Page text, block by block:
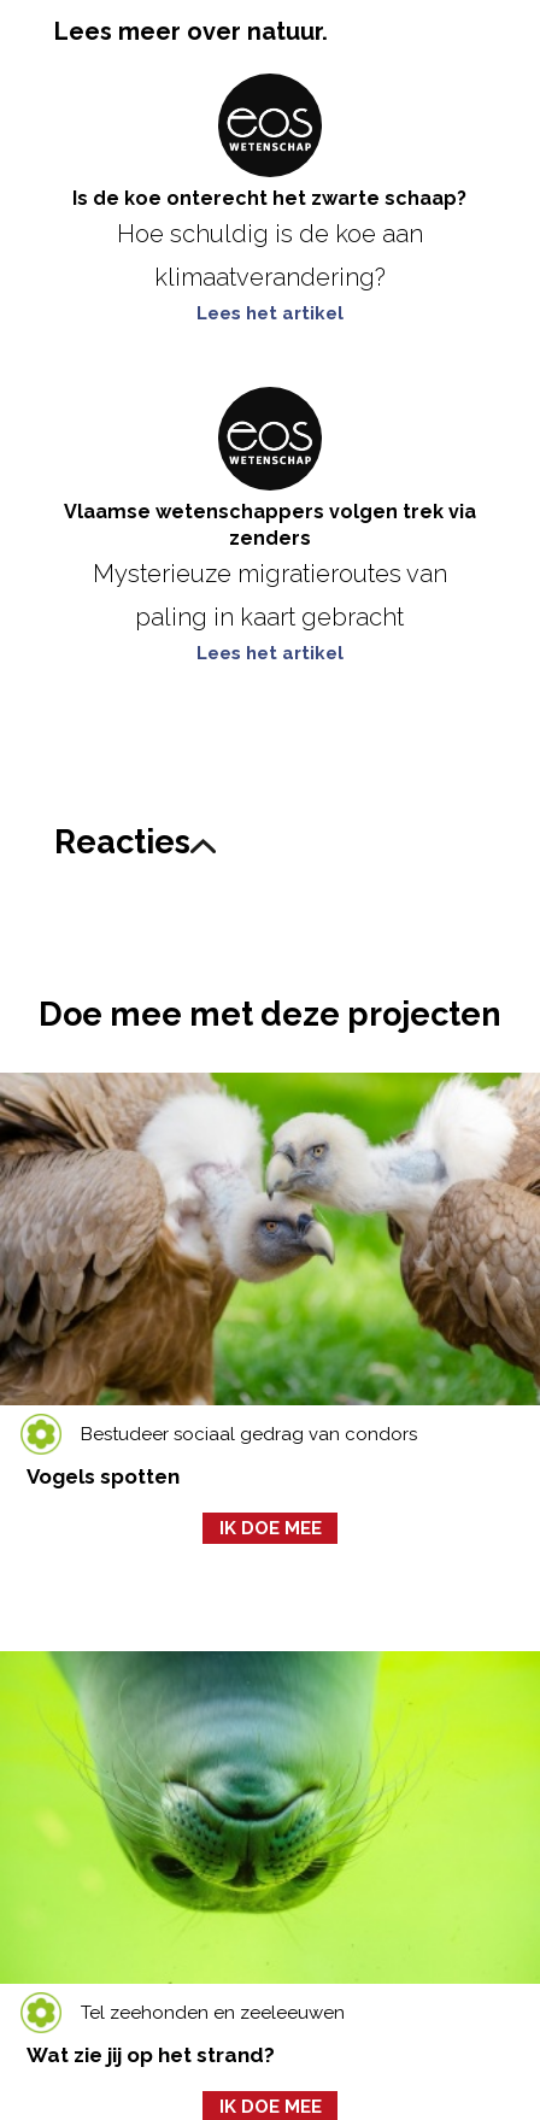
Lees meer over natuur.
Is de koe onterecht het zwarte schaap?
Hoe schuldig is de koe aan
klimaatverandering?
Lees het artikel
Vlaamse wetenschappers volgen trek via
zenders
Mysterieuze migratieroutes van
paling in kaart gebracht
Lees het artikel
Reacties
Doe mee met deze projecten
Bestudeer sociaal gedrag van condors
Vogels spotten
IK DOE MEE
Tel zeehonden en zeeleeuwen
Wat zie jij op het strand?
IK DOE MEE